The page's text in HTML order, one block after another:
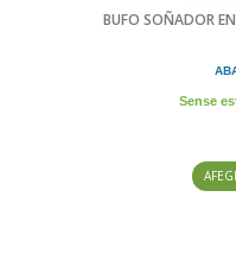
BUFO SOÑADOR
Sense